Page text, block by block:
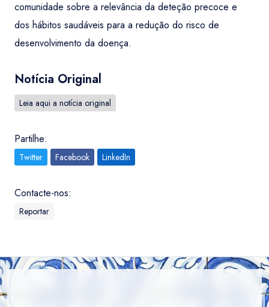
comunidade sobre a relevância da deteção precoce e
dos hábitos saudáveis para a redução do risco de
desenvolvimento da doença.
Notícia Original
Leia aqui a notícia original
Partilhe:
Twitter Facebook LinkedIn
Contacte-nos:
Reportar